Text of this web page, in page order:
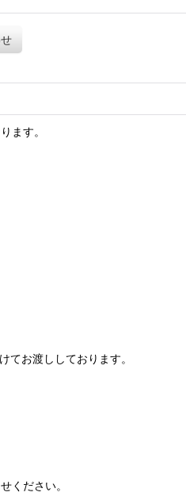
ます。
てお渡ししております。
ください。